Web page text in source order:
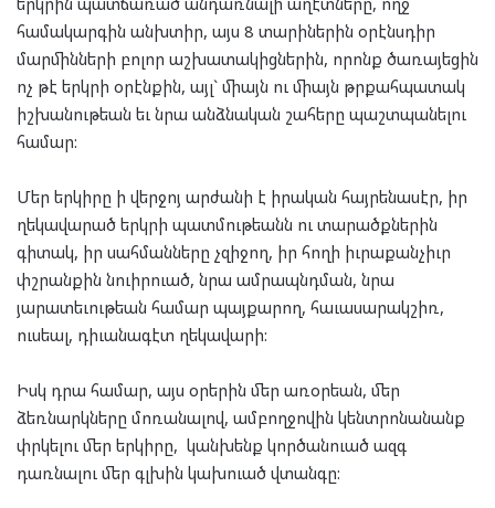
համակարգին անխտիր, այս 8 տարիներին օրէնսդիր
մարմինների բոլոր աշխատակիցներին, որոնք ծառայեցին
ոչ թէ երկրի օրէնքին, այլ` միայն ու միայն թրքահպատակ
իշխանութեան եւ նրա անձնական շահերը պաշտպանելու
համար:
Մեր երկիրը ի վերջոյ արժանի է իրական հայրենասէր, իր
ղեկավարած երկրի պատմութեանն ու տարածքներին
գիտակ, իր սահմանները չզիջող, իր հողի իւրաքանչիւր
փշրանքին նուիրուած, նրա ամրապնդման, նրա
յարատեւութեան համար պայքարող, հաւասարակշիռ,
ուսեալ, դիւանագէտ ղեկավարի:
Իսկ դրա համար, այս օրերին մեր առօրեան, մեր
ձեռնարկները մոռանալով, ամբողջովին կենտրոնանանք
փրկելու մեր երկիրը, կանխենք կործանուած ազգ
դառնալու մեր գլխին կախուած վտանգը: